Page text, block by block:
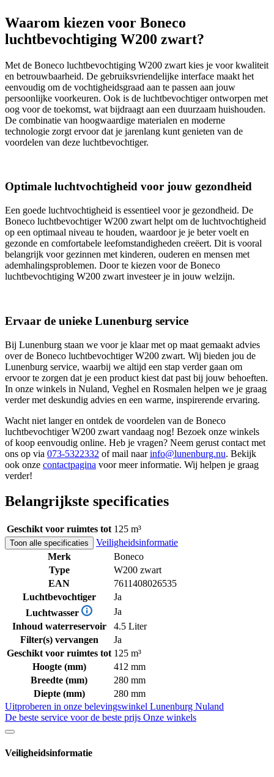
Waarom kiezen voor Boneco
luchtbevochtiging W200 zwart?
Met de Boneco luchtbevochtiging W200 zwart kies je voor kwaliteit
en betrouwbaarheid. De gebruiksvriendelijke interface maakt het
eenvoudig om de vochtigheidsgraad aan te passen aan jouw
persoonlijke voorkeuren. Ook is de luchtbevochtiger ontworpen met
oog voor de toekomst, wat bijdraagt aan een duurzaam huishouden.
De combinatie van hoogwaardige materialen en moderne
technologie zorgt ervoor dat je jarenlang kunt genieten van de
voordelen van deze luchtbevochtiger.
Optimale luchtvochtigheid voor jouw gezondheid
Een goede luchtvochtigheid is essentieel voor je gezondheid. De
Boneco luchtbevochtiger W200 zwart helpt om de luchtvochtigheid
op een optimaal niveau te houden, waardoor je je beter voelt en
gezonde en comfortabele leefomstandigheden creëert. Dit is vooral
belangrijk voor gezinnen met kinderen, ouderen en mensen met
ademhalingsproblemen. Door te kiezen voor de Boneco
luchtbevochtiging W200 zwart investeer je in jouw welzijn.
Ervaar de unieke Lunenburg service
Bij Lunenburg staan we voor je klaar met op maat gemaakt advies
over de Boneco luchtbevochtiger W200 zwart. Wij bieden jou de
Lunenburg service, waarbij we altijd een stap verder gaan om
ervoor te zorgen dat je een product kiest dat past bij jouw behoeften.
In onze winkels in Nuland, Veghel en Rosmalen helpen we je graag
verder met deskundig advies en een warme, inspirerende ervaring.
Wacht niet langer en ontdek de voordelen van de Boneco
luchtbevochtiger W200 zwart vandaag nog! Bezoek onze winkels
of koop eenvoudig online. Heb je vragen? Neem gerust contact met
ons op via 073-5322332 of mail naarinfo@lunenburg.nu. Bekijk
ook onze contactpagina voor meer informatie. Wij helpen je graag
verder!
Belangrijkste specificaties
Geschikt voor ruimtes tot 125 m³
Toon alle specificaties
Veiligheidsinformatie
Merk
Boneco
Type
W200 zwart
EAN
7611408026535
Luchtbevochtiger
Ja
Luchtwasser
Ja
Inhoud waterreservoir
4.5 Liter
Filter(s) vervangen
Ja
Geschikt voor ruimtes tot 125 m³
Hoogte (mm)
412 mm
Breedte (mm)
280 mm
Diepte (mm)
280 mm
Uitproberen in onze belevingswinkel Lunenburg Nuland
De beste service voor de beste prijs Onze winkels
Veiligheidsinformatie